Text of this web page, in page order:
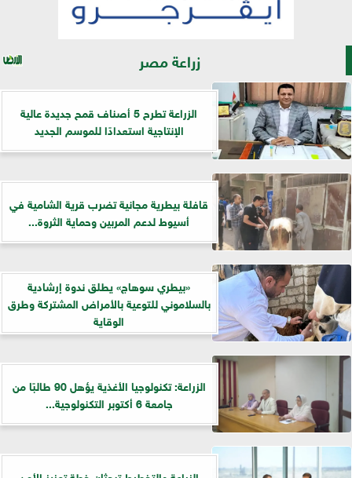
زراعة مصر
الزراعة تطرح 5 أصناف قمح جديدة عالية
الإنتاجية استعدادًا للموسم الجديد
قافلة بيطرية مجانية تضرب قرية الشامية في
أسيوط لدعم المربين وحماية الثروة...
«بيطري سوهاج» يطلق ندوة إرشادية
بالسلاموني للتوعية بالأمراض المشتركة وطرق
الوقاية
الزراعة: تكنولوجيا الأغذية يؤهل 90 طالبًا من
جامعة 6 أكتوبر التكنولوجية...